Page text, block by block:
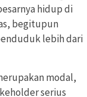
hidup di
begitupun
lebih dari
modal,
serius